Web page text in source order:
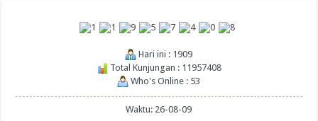
Hari ini : 1909
Total Kunjungan : 11957408
Who's Online : 53
Waktu: 26-08-09